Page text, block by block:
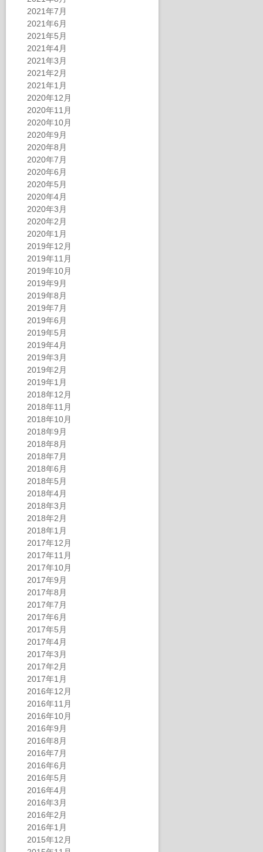
2021年7月
2021年6月
2021年5月
2021年4月
2021年3月
2021年2月
2021年1月
2020年12月
2020年11月
2020年10月
2020年9月
2020年8月
2020年7月
2020年6月
2020年5月
2020年4月
2020年3月
2020年2月
2020年1月
2019年12月
2019年11月
2019年10月
2019年9月
2019年8月
2019年7月
2019年6月
2019年5月
2019年4月
2019年3月
2019年2月
2019年1月
2018年12月
2018年11月
2018年10月
2018年9月
2018年8月
2018年7月
2018年6月
2018年5月
2018年4月
2018年3月
2018年2月
2018年1月
2017年12月
2017年11月
2017年10月
2017年9月
2017年8月
2017年7月
2017年6月
2017年5月
2017年4月
2017年3月
2017年2月
2017年1月
2016年12月
2016年11月
2016年10月
2016年9月
2016年8月
2016年7月
2016年6月
2016年5月
2016年4月
2016年3月
2016年2月
2016年1月
2015年12月